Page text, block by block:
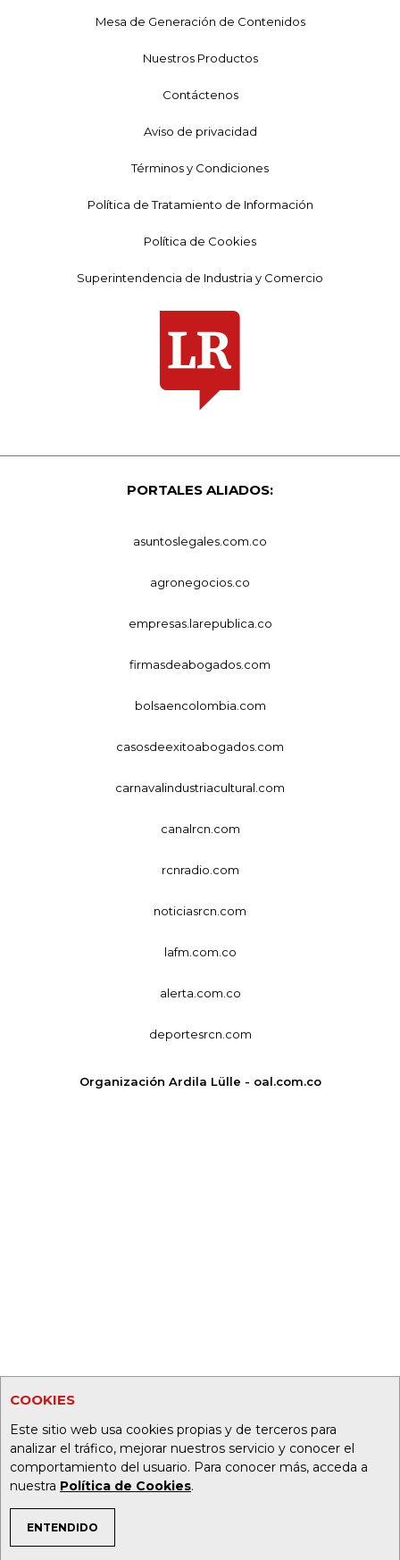
COOKIES
Este sitio web usa cookies propias y de terceros para
analizar el tráfico, mejorar nuestros servicio y conocer el
comportamiento del usuario. Para conocer más, acceda a
nuestra Política de Cookies.
ENTENDIDO
TEMAS DE INTERÉS
Mesa de Generación de Contenidos
Nuestros Productos
Contáctenos
Aviso de privacidad
Términos y Condiciones
Política de Tratamiento de Información
Política de Cookies
Superintendencia de Industria y Comercio
PORTALES ALIADOS:
asuntoslegales.com.co
agronegocios.co
empresas.larepublica.co
firmasdeabogados.com
bolsaencolombia.com
casosdeexitoabogados.com
carnavalindustriacultural.com
canalrcn.com
rcnradio.com
noticiasrcn.com
lafm.com.co
alerta.com.co
deportesrcn.com
Organización Ardila Lülle - oal.com.co